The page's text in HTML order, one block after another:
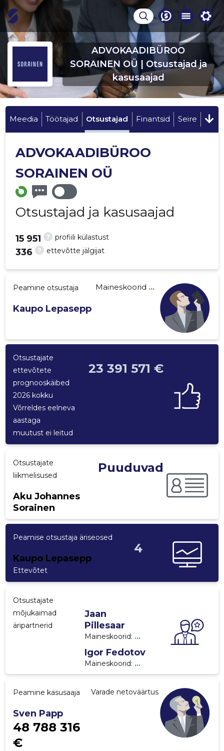
ADVOKAADIBÜROO
SORAINEN OÜ | Otsustajad ja
kasusaajad
Meedia Töötajad Otsustajad Finantsid Seire
ADVOKAADIBÜROO
SORAINEN OÜ
Otsustajad ja kasusaajad
? profiili külastust
15 951
? ettevõtte jälgijat
336
Peamine otsustaja
Kaupo Lepasepp
Maineskoorid ...
Otsustajate
ettevõtete
prognooskäibed
2026 kokku
23 391 571 €
Võrreldes eelneva
aastaga
muutust ei leitud
Otsustajate
liikmelisused
Aku Johannes
Sorainen
Puuduvad
Peamise otsustaja äriseosed
Kaupo Lepasepp
4
Ettevõtet
Otsustajate
mõjukaimad
äripartnerid
Jaan
Pillesaar
Maineskoorid: ...
Igor Fedotov
Maineskoorid: ...
Peamine kasusaaja
Sven Papp
Varade netoväärtus
48 788 316
€